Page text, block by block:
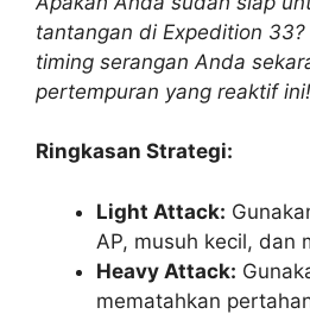
tantangan di Expedition
timing serangan Anda
pertempuran yang reaktif ini!
Ringkasan Strategi:
Light Attack:
AP, musuh kecil, dan
Heavy Attack:
mematahkan